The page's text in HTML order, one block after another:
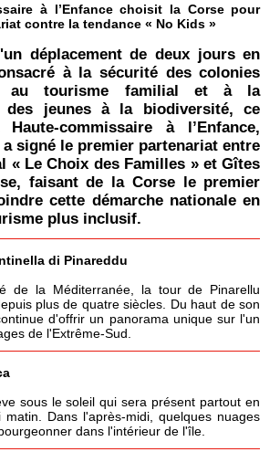
à l’Enfance choisit la Corse pour
contre la tendance « No Kids »
déplacement de deux jours en
à la sécurité des colonies
au tourisme familial et à la
des jeunes à la biodiversité, ce
commissaire à l’Enfance,
a signé le premier partenariat entre
« Le Choix des Familles » et Gîtes
faisant de la Corse le premier
cette démarche nationale en
plus inclusif.
di Pinareddu
de la Méditerranée, la tour de Pinarellu
plus de quatre siècles. Du haut de son
d'offrir un panorama unique sur l'un
de l'Extrême-Sud.
sous le soleil qui sera présent partout en
matin. Dans l'après-midi, quelques nuages
dans l'intérieur de l'île.